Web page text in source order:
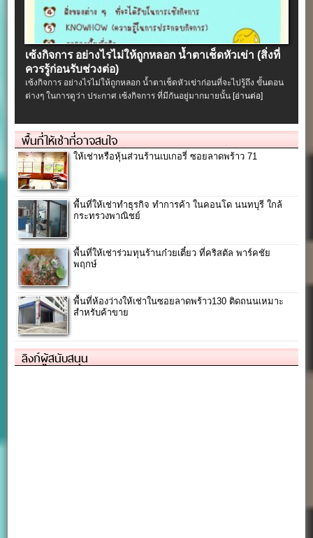
เซ้งกิจการ อย่างไรไม่ให้ถูกหลอก น้ำตาเช็ดหัวเข่า (สิ่งที่
ควรรู้ก่อนรับช่วงต่อ)
เซ้งกิจการ อย่างไรไม่ให้ถูกหลอก น้ำตาเช็ดหัวเข่าก่อนที่จะไปรู้ถึง ขั้นตอน
ต่างๆ ในการดูว่า ประกาศ เซ้งกิจการ ที่มีกันอยู่มากมายนั้น [อ่านต่อ]
พื้นที่ให้เช่าที่อาจสนใจ
ให้เช่าหรือหุ้นส่วนร้านเบเกอรี่ ซอยลาดพร้าว 71
พื้นที่ให้เช่าทำธุรกิจ ทำการค้า ในคอนโด นนทบุรี ใกล้
กระทรวงพาณิชย์
พื้นที่ให้เช่าร่วมทุนร้านก๋วยเตี๋ยว ที่คริสตัล พาร์คชัย
พฤกษ์
พื้นที่ห้องว่างให้เช่าในซอยลาดพร้าว130 ติดถนนเหมาะ
สำหรับค้าขาย
ลิงก์ผู้สนับสนุน